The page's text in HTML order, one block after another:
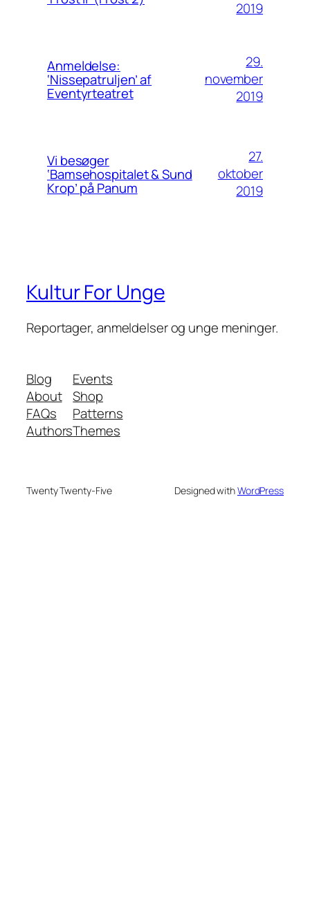
2019
Anmeldelse:
‘Nissepatruljen’ af
Eventyrteatret
29.
november
2019
Vi besøger
‘Bamsehospitalet & Sund
Krop’ på Panum
27.
oktober
2019
Kultur For Unge
Reportager, anmeldelser og unge meninger.
Blog
About
FAQs
Authors
Events
Shop
Patterns
Themes
Twenty Twenty-Five Designed withWordPress